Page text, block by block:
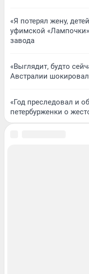
«Я потерял жену,
уфимской
завода
«Выглядит, будто
Австралии
«Год преследовал и
петербурженки о